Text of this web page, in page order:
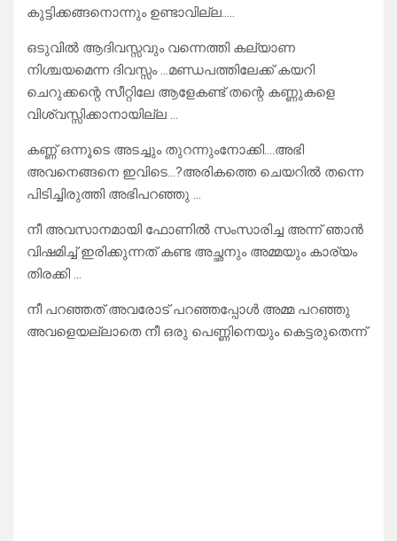
കുട്ടിക്കങ്ങനൊന്നും ഉണ്ടാവില്ല…..
ഒടുവിൽ ആദിവസ്സവും വന്നെത്തി കല്യാണ
നിശ്ചയമെന്ന ദിവസ്സം …മണ്ഡപത്തിലേക്ക് കയറി
ചെറുക്കന്റെ സീറ്റിലേ ആളേകണ്ട് തന്റെ കണ്ണുകളെ
വിശ്വസ്സിക്കാനായില്ല …
കണ്ണ് ഒന്നൂടെ അടച്ചും തുറന്നുംനോക്കി….അഭി
അവനെങ്ങനെ ഇവിടെ…?അരികത്തെ ചെയറിൽ തന്നെ
പിടിച്ചിരുത്തി അഭിപറഞ്ഞു …
നീ അവസാനമായി ഫോണിൽ സംസാരിച്ച അന്ന് ഞാൻ
വിഷമിച്ച് ഇരിക്കുന്നത് കണ്ട അച്ഛനും അമ്മയും കാര്യം
തിരക്കി …
നീ പറഞ്ഞത് അവരോട് പറഞ്ഞപ്പോൾ അമ്മ പറഞ്ഞു
അവളെയല്ലാതെ നീ ഒരു പെണ്ണിനെയും കെട്ടരുതെന്ന്